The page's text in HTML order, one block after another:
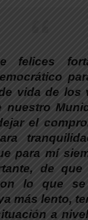
felices
vida de los
nuestro
el
para mí
de
lo que se
más lento,
a